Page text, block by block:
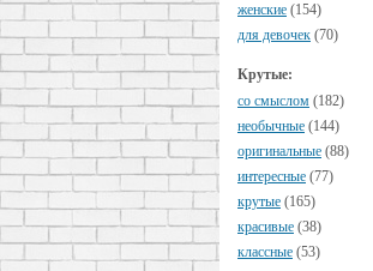
женские (154)
для девочек (70)
Крутые:
cо смыслом (182)
необычные (144)
оригинальные (88)
интересные (77)
крутые (165)
красивые (38)
классные (53)